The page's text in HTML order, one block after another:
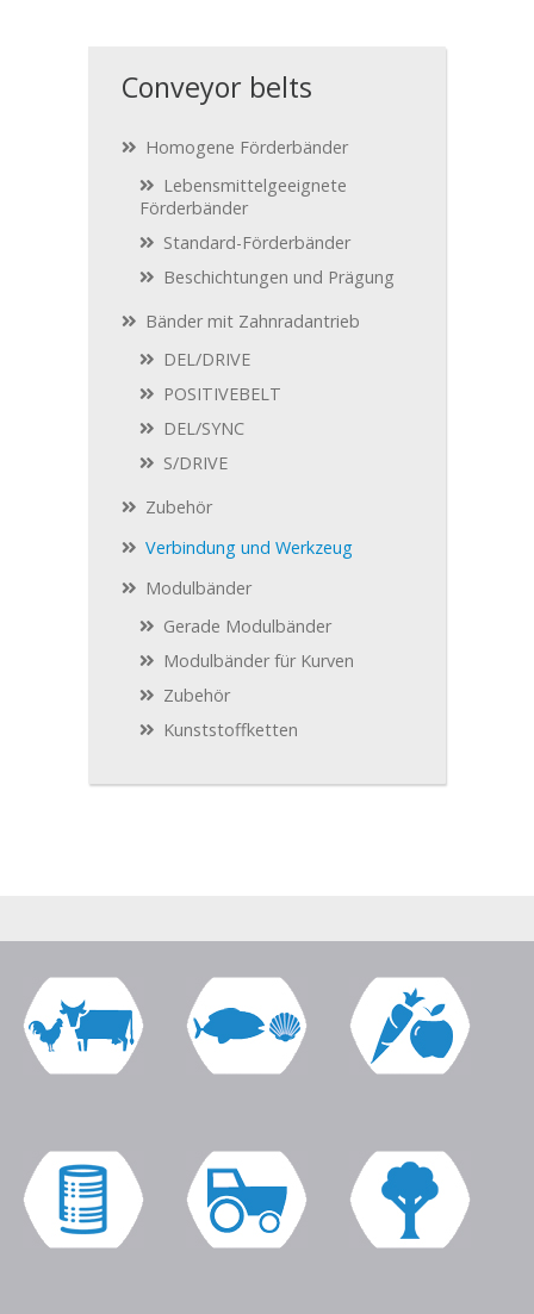
Conveyor belts
Homogene Förderbänder
Lebensmittelgeeignete
Förderbänder
Standard-Förderbänder
Beschichtungen und Prägung
Bänder mit Zahnradantrieb
DEL/DRIVE
POSITIVEBELT
DEL/SYNC
S/DRIVE
Zubehör
Verbindung und Werkzeug
Modulbänder
Gerade Modulbänder
Modulbänder für Kurven
Zubehör
Kunststoffketten